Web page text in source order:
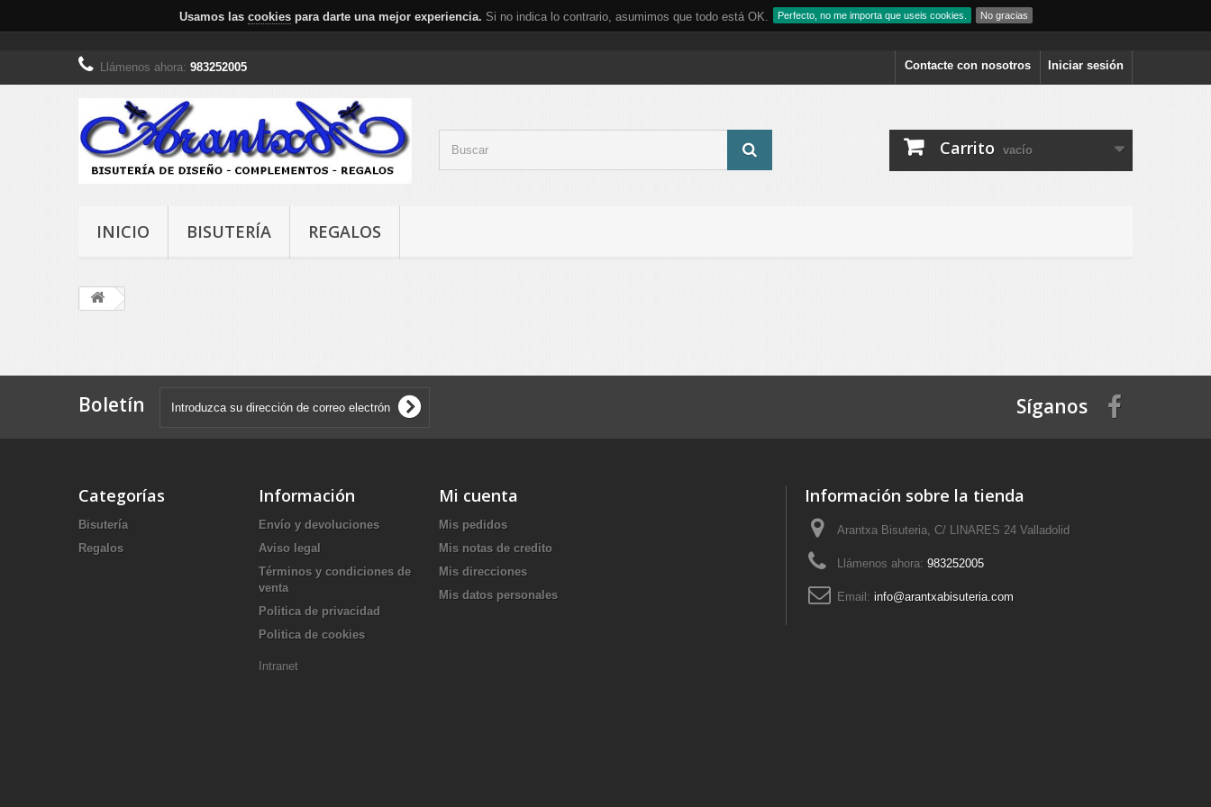
Usamos las cookiespara darte una mejor experiencia. Si no indica lo contrario, asumimos que todo está OK. Perfecto, no me importa que useis cookies. No gracias
Iniciar sesión
Contacte con nosotros
Llámenos ahora: 983252005
Carrito vacío
INICIO BISUTERÍA REGALOS
Boletín Síganos
Categorías
Bisutería
Regalos
Información
Envío y devoluciones
Aviso legal
Términos y condiciones de
venta
Politica de privacidad
Politica de cookies
Intranet
Mi cuenta
Mis pedidos
Mis notas de credito
Mis direcciones
Mis datos personales
Información sobre la tienda
Arantxa Bisuteria, C/ LINARES 24 Valladolid
Llámenos ahora: 983252005
Email: info@arantxabisuteria.com